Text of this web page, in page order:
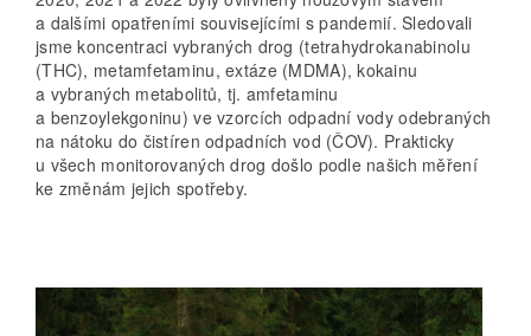
a dalšími opatřeními souvisejícími s pandemií. Sledovali
jsme koncentraci vybraných drog (tetrahydrokanabinolu
(THC), metamfetaminu, extáze (MDMA), kokainu
a vybraných metabolitů, tj. amfet­aminu
a benzoylekgoninu) ve vzorcích odpadní vody odebraných
na nátoku do čistíren odpadních vod (ČOV). Prakticky
u všech monitorovaných drog došlo podle našich měření
ke změnám jejich spotřeby.